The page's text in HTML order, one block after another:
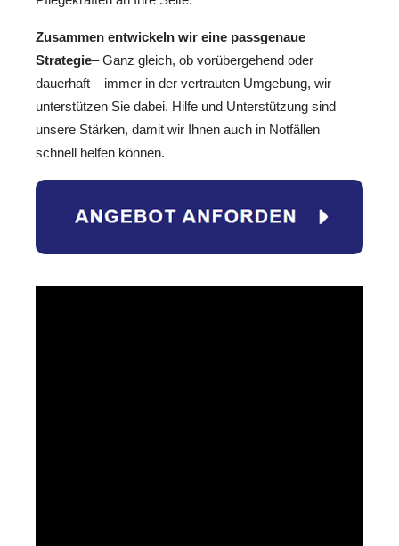
Zusammen entwickeln wir eine passgenaue
Strategie– Ganz gleich, ob vorübergehend oder
dauerhaft – immer in der vertrauten Umgebung, wir
unterstützen Sie dabei. Hilfe und Unterstützung sind
unsere Stärken, damit wir Ihnen auch in Notfällen
schnell helfen können.